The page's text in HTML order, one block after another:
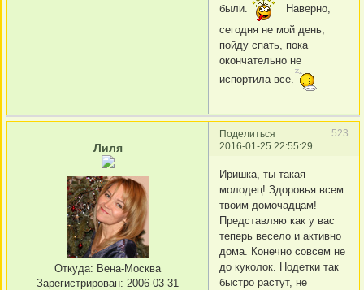
были.
Наверно,
сегодня не мой день,
пойду спать, пока
окончательно не
испортила все.
Поделиться
523
2016-01-25 22:55:29
Лиля
Откуда: Вена-Москва
Зарегистрирован: 2006-03-31
Иришка, ты такая
молодец! Здоровья всем
твоим домочадцам!
Представляю как у вас
теперь весело и активно
дома. Конечно совсем не
до куколок. Нодетки так
быстро растут, не